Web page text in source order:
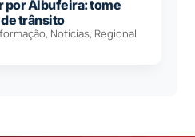
por Albufeira: tome
trânsito
, Notícias, Regional